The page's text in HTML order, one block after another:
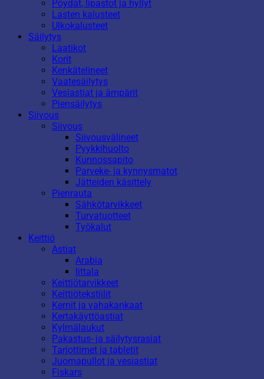
Pöydät, lipastot ja hyllyt
Lasten kalusteet
Ulkokalusteet
Säilytys
Laatikot
Korit
Kenkätelineet
Vaatesäilytys
Vesiastiat ja ämpärit
Piensäilytys
Siivous
Siivous
Siivousvälineet
Pyykkihuolto
Kunnossapito
Parveke- ja kynnysmatot
Jätteiden käsittely
Pienrauta
Sähkötarvikkeet
Turvatuotteet
Työkalut
Keittiö
Astiat
Arabia
Iittala
Keittiötarvikkeet
Keittiötekstiilit
Kernit ja vahakankaat
Kertakäyttöastiat
Kylmälaukut
Pakastus- ja säilytysrasiat
Tarjottimet ja tabletit
Juomapullot ja vesiastiat
Fiskars